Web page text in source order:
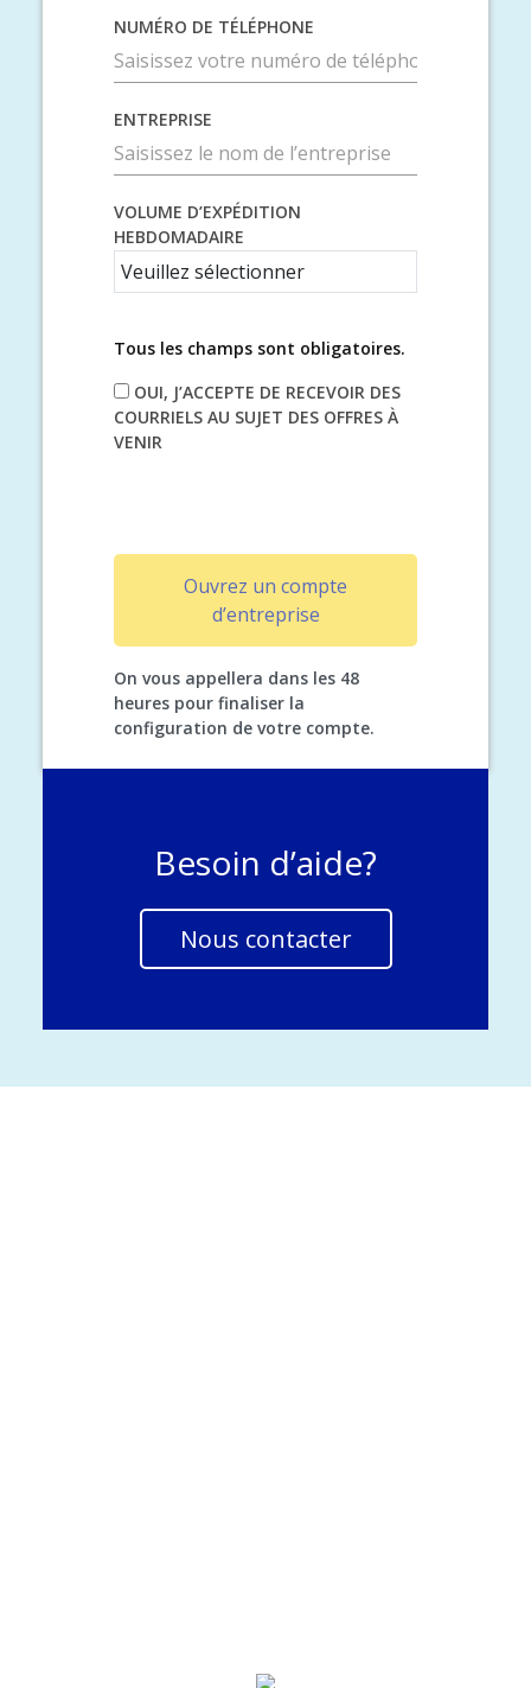
NUMÉRO DE TÉLÉPHONE
ENTREPRISE
VOLUME D’EXPÉDITION
HEBDOMADAIRE
Tous les champs sont obligatoires.
OUI, J’ACCEPTE DE RECEVOIR DES
COURRIELS AU SUJET DES OFFRES À
VENIR
Ouvrez un compte
d’entreprise
On vous appellera dans les 48
heures pour finaliser la
configuration de votre compte.
Besoin d’aide?
Nous contacter